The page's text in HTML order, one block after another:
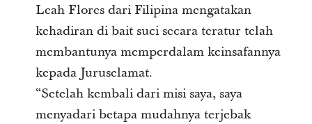
Leah Flores dari Filipina mengatakan
kehadiran di bait suci secara teratur telah
membantunya memperdalam keinsafannya
kepada Juruselamat.
“Setelah kembali dari misi saya, saya
menyadari betapa mudahnya terjebak